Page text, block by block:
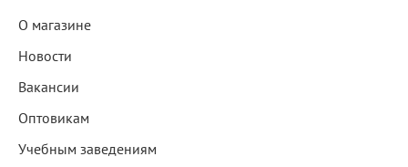
О магазине
Новости
Вакансии
Оптовикам
Учебным заведениям